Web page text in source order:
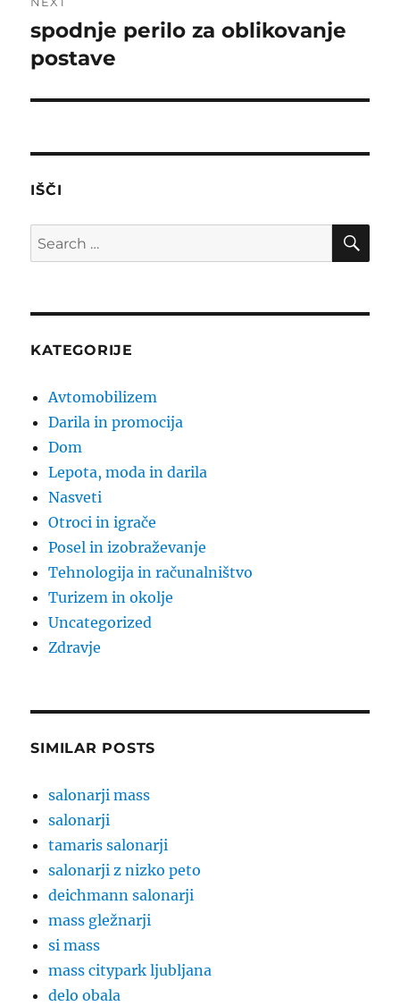
Next
post:
spodnje perilo za oblikovanje
postave
IŠČI
Search
for:
KATEGORIJE
Avtomobilizem
Darila in promocija
Dom
Lepota, moda in darila
Nasveti
Otroci in igrače
Posel in izobraževanje
Tehnologija in računalništvo
Turizem in okolje
Uncategorized
Zdravje
SIMILAR POSTS
salonarji mass
salonarji
tamaris salonarji
salonarji z nizko peto
deichmann salonarji
mass gležnarji
si mass
mass citypark ljubljana
delo obala